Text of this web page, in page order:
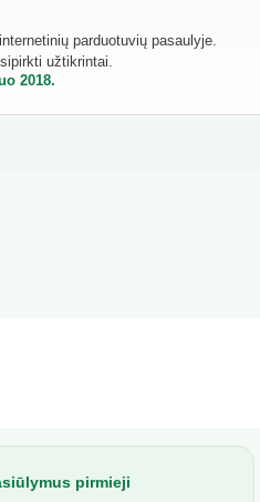
parduotuvių pasaulyje.
užtikrintai.
2018.
pirmieji